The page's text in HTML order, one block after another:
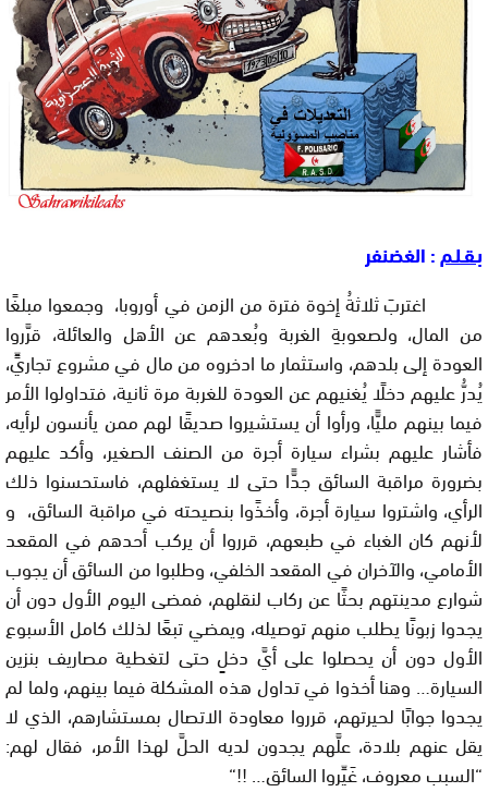
بـقـلـم: الغضنفر
اغتربَ ثلاثةُ إخوة فترة من الزمن في أوروبا، وجمعوا مبلغًا
من المال، ولصعوبةِ الغربة وبُعدهم عن الأهل والعائلة، قرَّروا
العودة إلى بلدهم، واستثمار ما ادخروه من مال في مشروع تجاريٍّ،
يُدرُّ عليهم دخلًا يُغنيهم عن العودة للغربة مرة ثانية، فتداولوا الأمر
فيما بينهم مليًّا، ورأوا أن يستشيروا صديقًا لهم ممن يأنسون لرأيه،
فأشار عليهم بشراء سيارة أجرة من الصنف الصغير، وأكد عليهم
بضرورة مراقبة السائق جدًّا حتى لا يستغفلهم، فاستحسنوا ذلك
الرأي، واشتروا سيارة أجرة، وأخذًوا بنصيحته في مراقبة السائق، و
لأنهم كان الغباء في طبعهم، قرروا أن يركب أحدهم في المقعد
الأمامي، والآخران في المقعد الخلفي، وطلبوا من السائق أن يجوب
شوارع مدينتهم بحثًا عن ركاب لنقلهم، فمضى اليوم الأول دون أن
يجدوا زبونًا يطلب منهم توصيله، ويمضي تبعًا لذلك كامل الأسبوع
الأول دون أن يحصلوا على أيَّ دخلٍ حتى لتغطية مصاريف بنزين
السيارة… وهنا أخذوا في تداول هذه المشكلة فيما بينهم، ولما لم
يجدوا جوابًا لحيرتهم، قرروا معاودة الاتصال بمستشارهم، الذي لا
يقل عنهم بلادة، علَّهم يجدون لديه الحلَّ لهذا الأمر، فقال لهم:
“السبب معروف، غَيِّروا السائق…!!
“